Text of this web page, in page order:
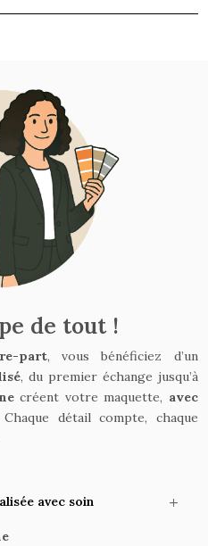
de tout !
part, vous bénéficiez d’un
, du premier échange jusqu’à
créent votre maquette, avec
détail compte, chaque
avec soin